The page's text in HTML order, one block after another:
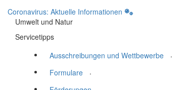
Coronavirus: Aktuelle Informationen
Umwelt und Natur
Servicetipps
Ausschreibungen und Wettbewerbe
.
Formulare
.